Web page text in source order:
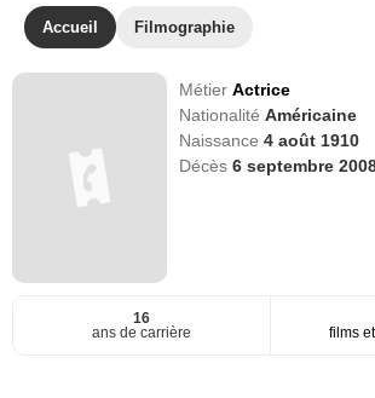
Accueil Filmographie
MétierActrice
NationalitéAméricaine
Naissance4 août 1910
Décès6 septembre
16
ans de carrière
films